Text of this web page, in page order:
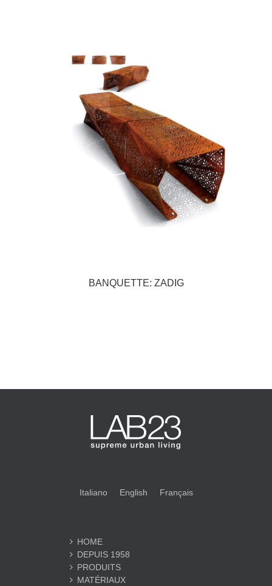
BANQUETTE: ZADIG
Italiano English Français
HOME
DEPUIS 1958
PRODUITS
MATÉRIAUX